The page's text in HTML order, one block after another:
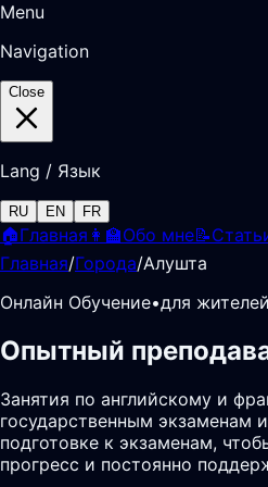
Menu
Navigation
Close
Lang / Язык
RU EN FR
🏠Главная 👩‍🏫Обо мне📝
Главная/Города/Алушта
Онлайн Обучение•для
Опытный
Занятия по английскому и
государственным экзаменам
подготовке к экзаменам,
прогресс и постоянно